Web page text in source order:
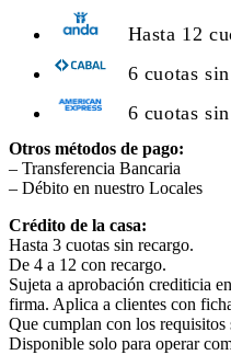
Hasta 12
6 cuotas
6 cuotas
Otros métodos de pago:
– Transferencia Bancaria
– Débito en nuestro Locales
Crédito de la casa:
Hasta 3 cuotas sin recargo.
De 4 a 12 con recargo.
Sujeta a aprobación crediticia
firma. Aplica a clientes con
Que cumplan con los requisitos
Disponible solo para operar